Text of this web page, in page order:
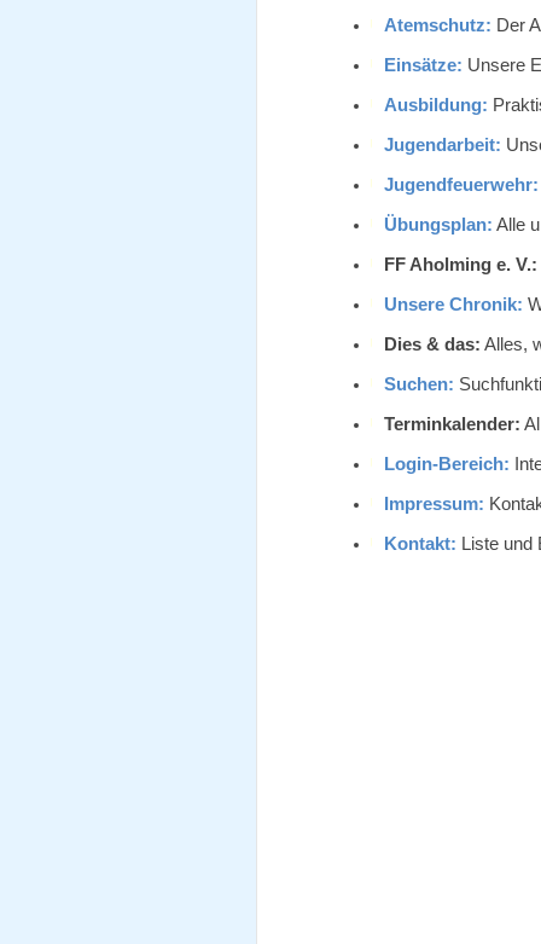
Atemschutz: Der
Einsätze: Unsere
Ausbildung:
Jugendarbeit:
Jugendfeuerwehr:
Übungsplan: Alle
FF Aholming e. V.:
Unsere Chronik:
Dies & das: Alles,
Suchen:
Terminkalender:
Login-Bereich:
Impressum:
Kontakt: Liste und